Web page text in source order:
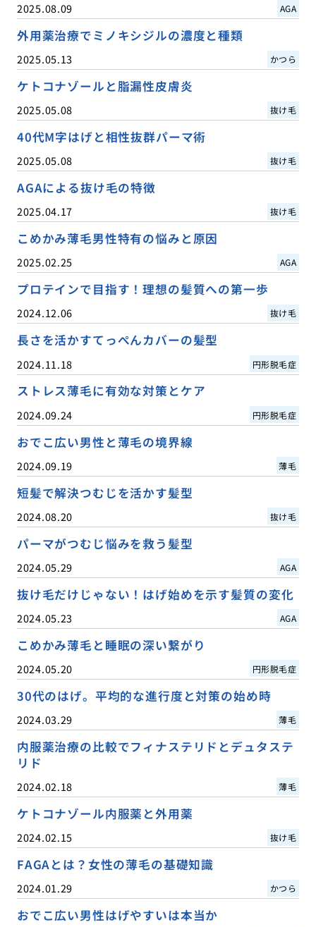
2025.08.09 AGA
外用薬治療でミノキシジルの濃度と種類
2025.05.13 かつら
ケトコナゾールと脂漏性皮膚炎
2025.05.08 抜け毛
40代M字はげと相性抜群パーマ術
2025.05.08 抜け毛
AGAによる抜け毛の特徴
2025.04.17 抜け毛
こめかみ薄毛男性特有の悩みと原因
2025.02.25 AGA
プロテインで目指す！理想の髪質への第一歩
2024.12.06 抜け毛
長さを活かすてっぺんカバーの髪型
2024.11.18 円形脱毛症
ストレス薄毛に有効な対策とケア
2024.09.24 円形脱毛症
おでこ広い男性と薄毛の境界線
2024.09.19 薄毛
短髪で解決つむじを活かす髪型
2024.08.20 抜け毛
パーマがつむじ悩みを救う髪型
2024.05.29 AGA
抜け毛だけじゃない！はげ始めを示す髪質の変化
2024.05.23 AGA
こめかみ薄毛と睡眠の深い繋がり
2024.05.20 円形脱毛症
30代のはげ。平均的な進行度と対策の始め時
2024.03.29 薄毛
内服薬治療の比較でフィナステリドとデュタステ
リド
2024.02.18 薄毛
ケトコナゾール内服薬と外用薬
2024.02.15 抜け毛
FAGAとは？女性の薄毛の基礎知識
2024.01.29 かつら
おでこ広い男性はげやすいは本当か